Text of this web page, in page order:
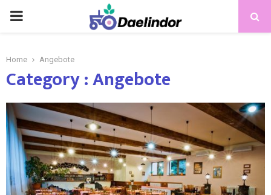
Home Angebote
Category : Angebote